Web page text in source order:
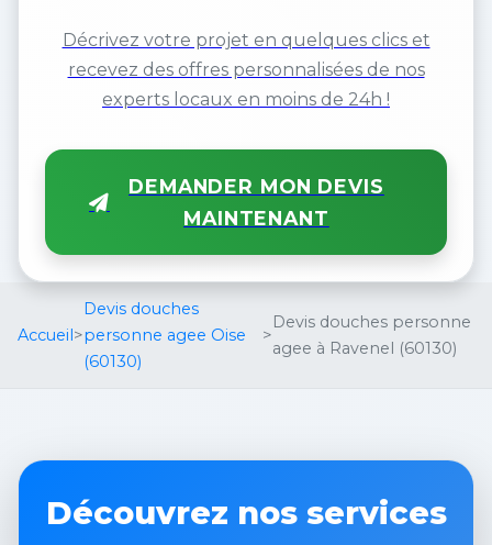
Décrivez votre projet en quelques clics et
recevez des offres personnalisées de nos
experts locaux en moins de 24h !
DEMANDER MON DEVIS
MAINTENANT
Accueil >
Devis douches
personne agee Oise
(60130)
>
Devis douches personne
agee à Ravenel (60130)
Découvrez nos services